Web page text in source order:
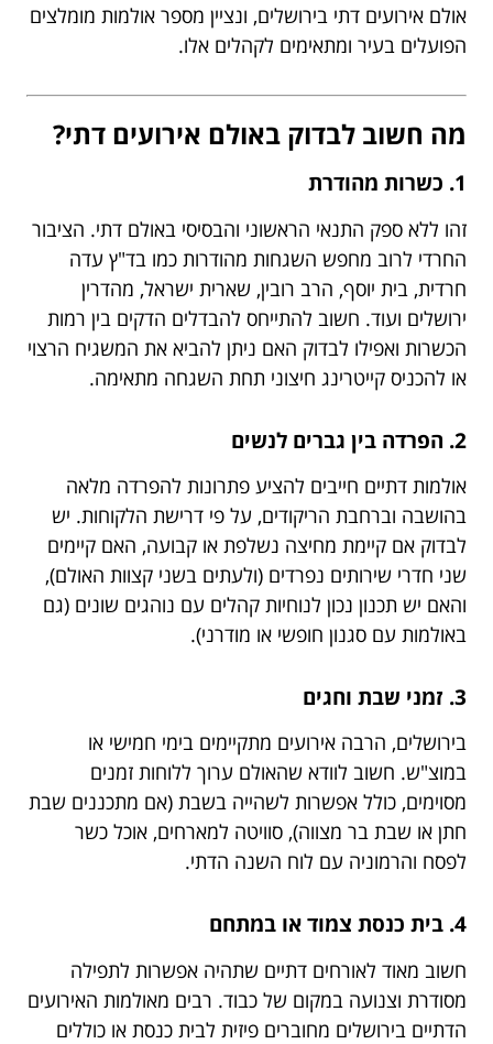
אולם אירועים דתי בירושלים, ונציין מספר אולמות מומלצים
הפועלים בעיר ומתאימים לקהלים אלו.
מה חשוב לבדוק באולם אירועים דתי?
1. כשרות מהודרת
זהו ללא ספק התנאי הראשוני והבסיסי באולם דתי. הציבור
החרדי לרוב מחפש השגחות מהודרות כמו בד"ץ עדה
חרדית, בית יוסף, הרב רובין, שארית ישראל, מהדרין
ירושלים ועוד. חשוב להתייחס להבדלים הדקים בין רמות
הכשרות ואפילו לבדוק האם ניתן להביא את המשגיח הרצוי
או להכניס קייטרינג חיצוני תחת השגחה מתאימה.
2. הפרדה בין גברים לנשים
אולמות דתיים חייבים להציע פתרונות להפרדה מלאה
בהושבה וברחבת הריקודים, על פי דרישת הלקוחות. יש
לבדוק אם קיימת מחיצה נשלפת או קבועה, האם קיימים
שני חדרי שירותים נפרדים (ולעתים בשני קצוות האולם),
והאם יש תכנון נכון לנוחיות קהלים עם נוהגים שונים (גם
באולמות עם סגנון חופשי או מודרני).
3. זמני שבת וחגים
בירושלים, הרבה אירועים מתקיימים בימי חמישי או
במוצ"ש. חשוב לוודא שהאולם ערוך ללוחות זמנים
מסוימים, כולל אפשרות לשהייה בשבת (אם מתכננים שבת
חתן או שבת בר מצווה), סוויטה למארחים, אוכל כשר
לפסח והרמוניה עם לוח השנה הדתי.
4. בית כנסת צמוד או במתחם
חשוב מאוד לאורחים דתיים שתהיה אפשרות לתפילה
מסודרת וצנועה במקום של כבוד. רבים מאולמות האירועים
הדתיים בירושלים מחוברים פיזית לבית כנסת או כוללים